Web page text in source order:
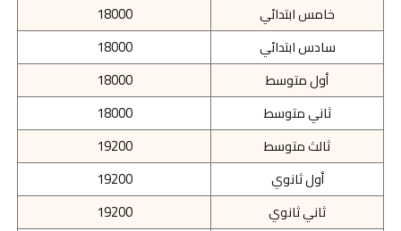
خامس ابتدائي
18000
سادس ابتدائي
18000
أول متوسط
18000
ثاني متوسط
18000
ثالث متوسط
19200
أول ثانوي
19200
ثاني ثانوي
19200